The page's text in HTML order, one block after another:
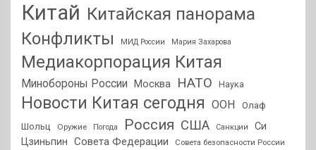
Китай Китайская панорама
Конфликты
МИД России Мария Захарова
Медиакорпорация Китая
Минобороны России Москва НАТО Наука
Новости Китая сегодня ООН
Олаф
Шольц
Оружие Погода Россия США Санкции
Си
Цзиньпин Совета Федерации Совета безопасности России